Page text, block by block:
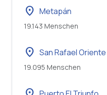
location_on Metapán
19.143 Menschen
location_on San Rafael Oriente
19.095 Menschen